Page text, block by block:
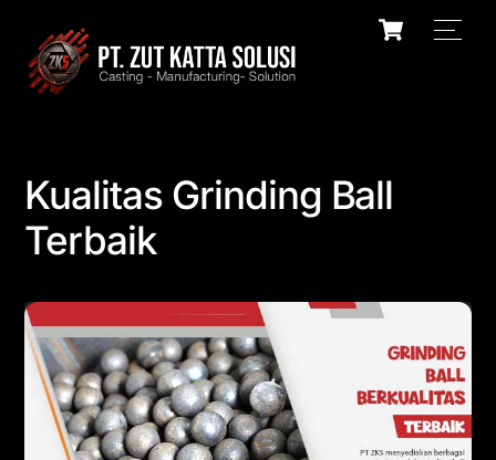
content
Cart
Kualitas Grinding Ball
Terbaik